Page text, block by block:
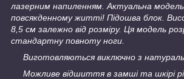
лазерним напиленням. Актуальна модель
повсякденному житті! Підошва блок.
8,5 см залежно від розміру. Ця модель
стандартну повноту ноги.
Виготовляються виключно з
Можливе відшиття в замші та шкірі